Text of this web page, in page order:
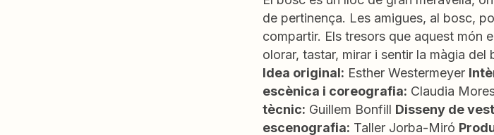
de pertinença. Les amigues, al bosc,
compartir. Els tresors que aquest món
olorar, tastar, mirar i sentir la màgia del
Idea original: Esther Westermeyer
escènica i coreografia: Claudia
tècnic: Guillem Bonfill Disseny de
escenografia: Taller Jorba-Miró